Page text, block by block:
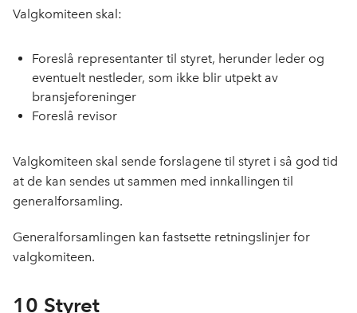
Valgkomiteen skal:
Foreslå representanter til styret, herunder leder og
eventuelt nestleder, som ikke blir utpekt av
bransjeforeninger
Foreslå revisor
Valgkomiteen skal sende forslagene til styret i så god tid
at de kan sendes ut sammen med innkallingen til
generalforsamling.
Generalforsamlingen kan fastsette retningslinjer for
valgkomiteen.
10 Styret